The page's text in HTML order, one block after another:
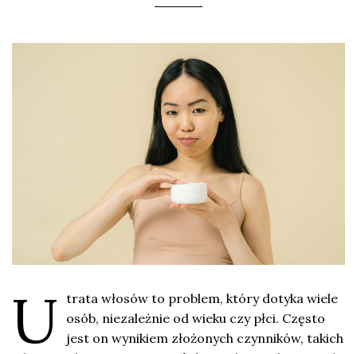
U trata włosów to problem, który dotyka wiele
osób, niezależnie od wieku czy płci. Często
jest on wynikiem złożonych czynników, takich